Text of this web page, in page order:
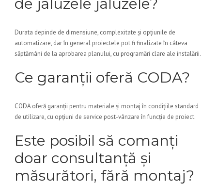
de jaluzele jaluzele?
Durata depinde de dimensiune, complexitate și opțiunile de
automatizare, dar în general proiectele pot fi finalizate în câteva
săptămâni de la aprobarea planului, cu programări clare ale instalării.
Ce garanții oferă CODA?
CODA oferă garanții pentru materiale și montaj în condițiile standard
de utilizare, cu opțiuni de service post-vânzare în funcție de proiect.
Este posibil să comanți
doar consultanță și
măsurători, fără montaj?